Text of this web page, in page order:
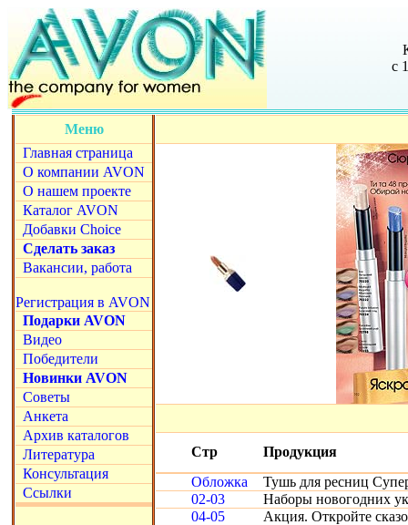
с
Меню
Главная страница
О компании AVON
О нашем проекте
Каталог AVON
Добавки Choice
Сделать заказ
Вакансии, работа
Регистрация в AVON
Подарки AVON
Видео
Победители
Новинки AVON
Советы
Анкета
Архив каталогов
Литература
Консультация
Ссылки
Стр
Продукция
Обложка
Тушь для ресниц
02-03
Наборы новогодних
04-05
Акция. Откройте